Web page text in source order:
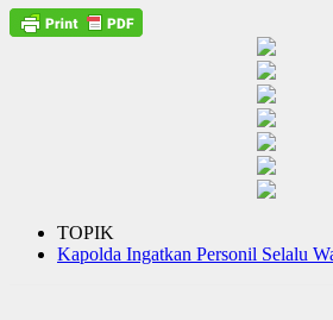
TOPIK
Kapolda Ingatkan Personil Selalu